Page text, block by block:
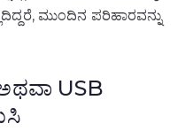
ಮುಂದಿನ ಪರಿಹಾರವನ್ನು
USB